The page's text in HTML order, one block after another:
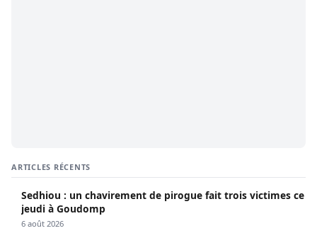
ARTICLES RÉCENTS
Sedhiou : un chavirement de pirogue fait trois victimes ce
jeudi à Goudomp
6 août 2026